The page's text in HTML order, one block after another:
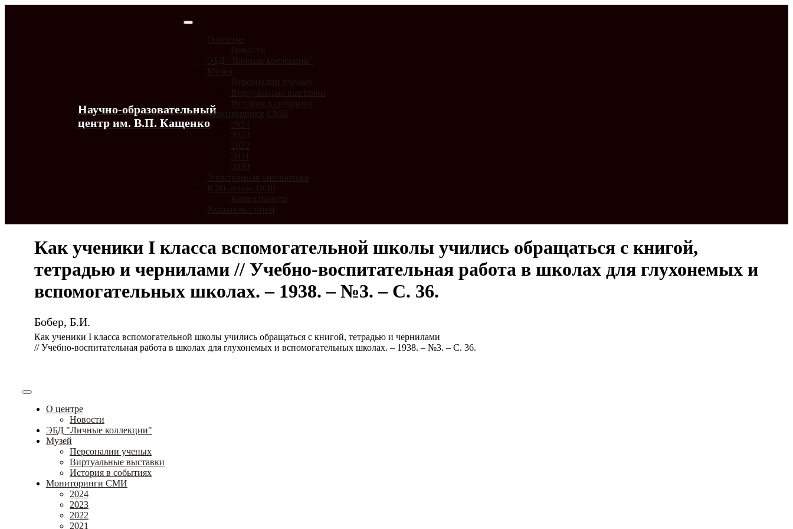
Научно-образовательный
центр им. В.П. Кащенко
О центре
Новости
ЭБД "Личные коллекции"
Музей
Персоналии ученых
Виртуальные выставки
История в событиях
Мониторинги СМИ
2024
2023
2022
2021
2020
Электронная библиотека
К 80-летию ВОВ
Книга памяти
Указатель статей
Как ученики I класса вспомогательной школы учились обращаться с книгой,
тетрадью и чернилами // Учебно-воспитательная работа в школах для глухонемых и
вспомогательных школах. – 1938. – №3. – С. 36.
Бобер, Б.И.
Как ученики I класса вспомогательной школы учились обращаться с книгой, тетрадью и чернилами
// Учебно-воспитательная работа в школах для глухонемых и вспомогательных школах. – 1938. – №3. – С. 36.
О центре
Новости
ЭБД "Личные коллекции"
Музей
Персоналии ученых
Виртуальные выставки
История в событиях
Мониторинги СМИ
2024
2023
2022
2021